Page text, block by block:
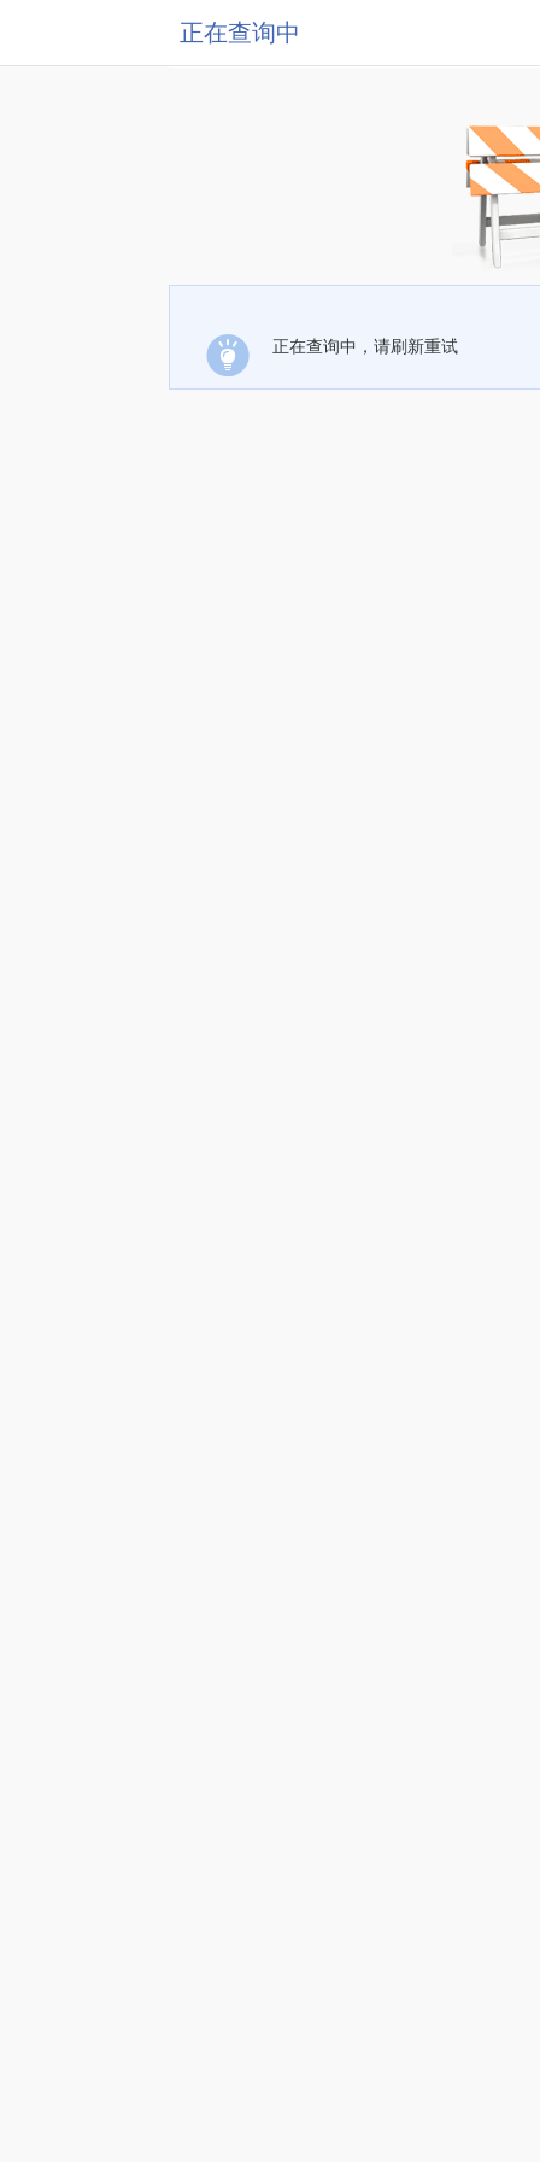
正在查询中
正在查询中，请刷新重试